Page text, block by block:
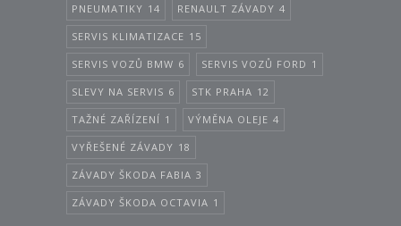
PNEUMATIKY 14 RENAULT ZÁVADY 4
SERVIS KLIMATIZACE 15
SERVIS VOZŮ BMW 6 SERVIS VOZŮ FORD 1
SLEVY NA SERVIS 6 STK PRAHA 12
TAŽNÉ ZAŘÍZENÍ 1 VÝMĚNA OLEJE 4
VYŘEŠENÉ ZÁVADY 18
ZÁVADY ŠKODA FABIA 3
ZÁVADY ŠKODA OCTAVIA 1